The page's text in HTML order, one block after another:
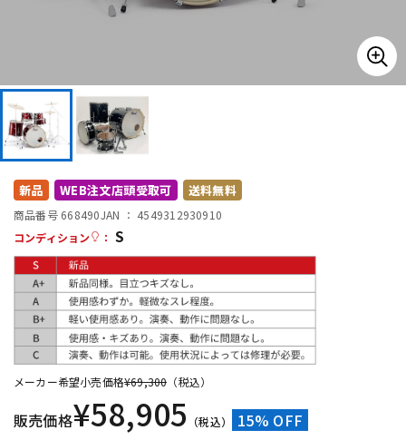
DTM オンライン納品
配信/ライブ機器
新品 WEB注文店頭受取可 送料無料
商品番号 668490JAN ： 4549312930910
コンディション
： S
メーカー希望小売価格¥69,300 （税込）
販売価格¥58,905 （税込） 15% OFF